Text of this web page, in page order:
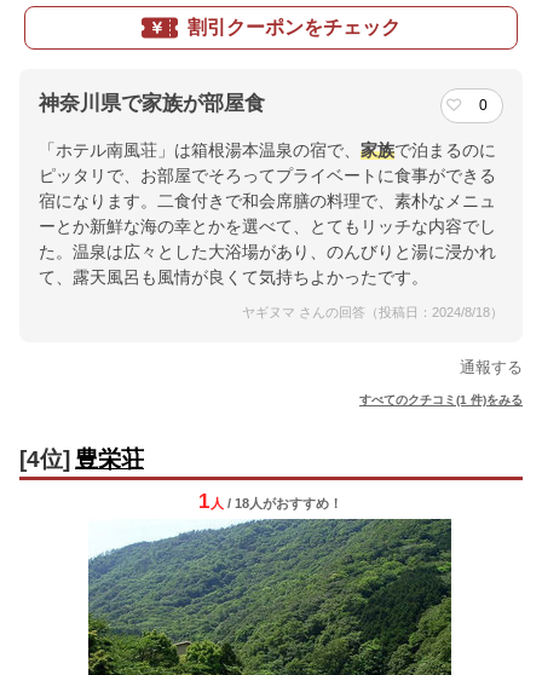
割引クーポンをチェック
神奈川県で家族が部屋食 0
「ホテル南風荘」は箱根湯本温泉の宿で、 家族で泊まるのに
ピッタリで、お部屋でそろってプライベートに食事ができる
宿になります。二食付きで和会席膳の料理で、素朴なメニュ
ーとか新鮮な海の幸とかを選べて、とてもリッチな内容でし
た。温泉は広々とした大浴場があり、のんびりと湯に浸かれ
て、露天風呂も風情が良くて気持ちよかったです。
ヤギヌマ さんの回答（投稿日：2024/8/18）
通報する
すべてのクチコミ(1 件)をみる
[4位] 豊栄荘
1 人 / 18人がおすすめ！